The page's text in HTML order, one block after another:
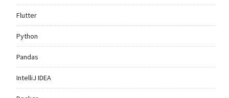
Flutter
Python
Pandas
IntelliJ IDEA